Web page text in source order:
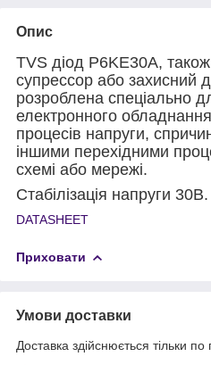
Опис
TVS діод P6KE30A,
супрессор або захисний
розроблена спеціально
електронного
процесів напруги,
іншими перехідними
схемі або мережі.
Стабілізація напруги 30В.
DATASHEET
Приховати
Умови доставки
Доставка здійснюється тільки по